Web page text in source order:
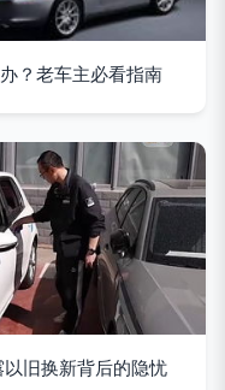
？老车主必看指南
旧换新背后的隐忧